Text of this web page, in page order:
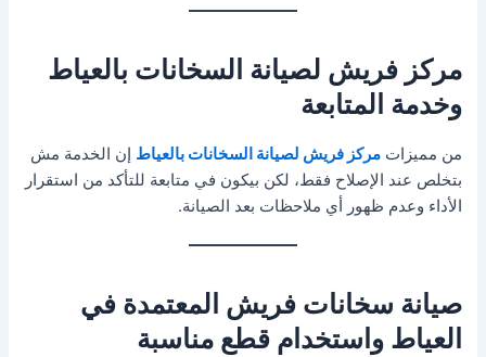
مركز فريش لصيانة السخانات بالعياط
وخدمة المتابعة
من مميزاتمركز فريش لصيانة السخانات بالعياط إن الخدمة مش
بتخلص عند الإصلاح فقط، لكن بيكون في متابعة للتأكد من استقرار
الأداء وعدم ظهور أي ملاحظات بعد الصيانة.
صيانة سخانات فريش المعتمدة في
العياط واستخدام قطع مناسبة